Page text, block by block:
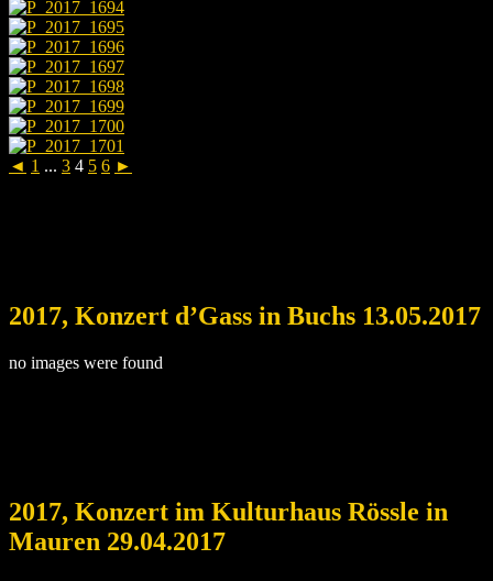
◄ 1 ... 3 4 5 6 ►
2017, Konzert d’Gass in Buchs 13.05.2017
no images were found
2017, Konzert im Kulturhaus Rössle in
Mauren 29.04.2017